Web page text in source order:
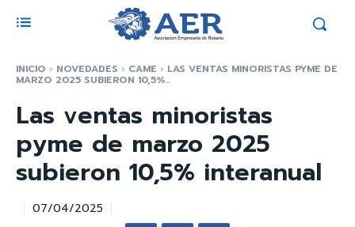
INICIO NOVEDADES CAME LAS VENTAS MINORISTAS PYME DE
MARZO 2025 SUBIERON 10,5%...
Las ventas minoristas
pyme de marzo 2025
subieron 10,5% interanual
07/04/2025